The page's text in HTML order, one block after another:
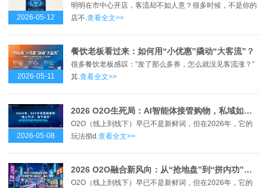
2026-05-12
明明在市中心开店，客流却不如人意？很多时候，不是你的
店不. 查看全文>>
2026-05-11
餐饮老板看过来：如何用“小优惠”撬动“大客流”？
很多餐饮老板感叹：“发了那么多券，怎么就没见客流涨？”
其.查看全文>>
2026-05-08
2026 O2O生死局：AI智能体接管购物，私域如何接招？
O2O（线上到线下）早已不是新鲜词，但在2026年，它的
玩法彻d.查看全文>>
2026 O2O融合新风向：从“抢地盘”到“拼内功”，谁在领跑？
O2O（线上到线下）早已不是新鲜词，但在2026年，它的